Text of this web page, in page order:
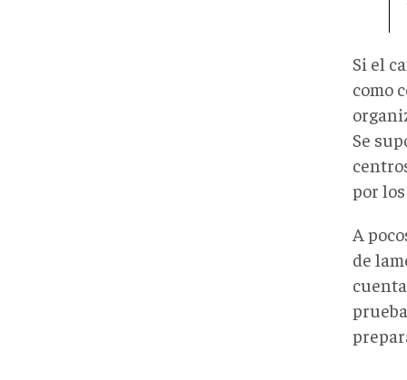
Si el
como
Se
por
A
de